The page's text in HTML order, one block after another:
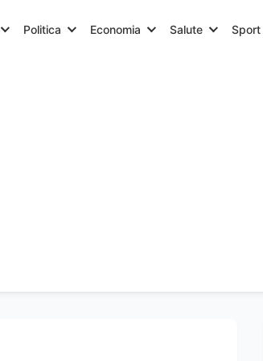
Politica Economia Salute Sport